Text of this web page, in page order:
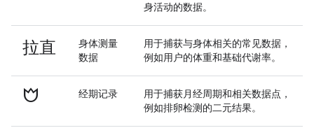
身活动的数据。
拉直
身体测量
数据
用于捕获与身体相关的常见数据，
例如用户的体重和基础代谢率。
fertile 经期记录
用于捕获月经周期和相关数据点，
例如排卵检测的二元结果。